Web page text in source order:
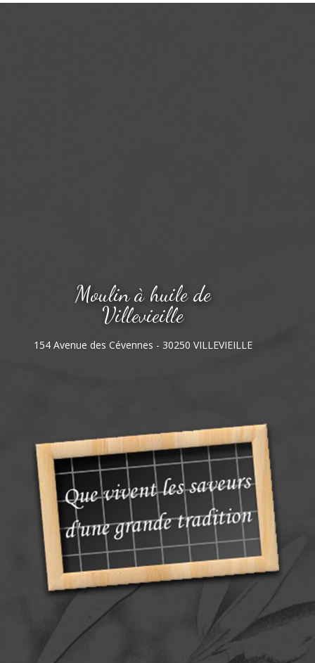
Moulin à huile de
Villevieille
154 Avenue des Cévennes - 30250 VILLEVIEILLE